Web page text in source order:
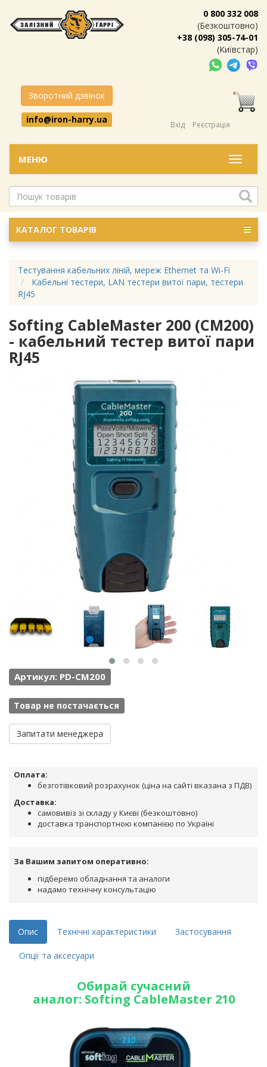
0 800 332 008
(Безкоштовно)
+38 (098) 305-74-01
(Київстар)
Зворотний дзвінок
info@iron-harry.ua
Вхід Реєстрація
Меню
МЕНЮ
КАТАЛОГ ТОВАРІВ
Тестування кабельних ліній, мереж Ethernet та Wi-Fi
Кабельні тестери, LAN тестери витої пари, тестери
RJ45
Softing CableMaster 200 (CM200)
- кабельний тестер витої пари
RJ45
Артикул: PD-CM200
Товар не постачається
Запитати менеджера
Оплата:
безготівковий розрахунок (ціна на сайті вказана з ПДВ)
Доставка:
самовивіз зі складу у Києві (безкоштовно)
доставка транспортною компанією по Україні
За Вашим запитом оперативно:
підберемо обладнання та аналоги
надамо технічну консультацію
Опис Технічні характеристики Застосування
Опції та аксесуари
Обирай сучасний
аналог: Softing CableMaster 210